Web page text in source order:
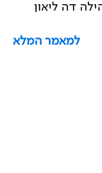
דה ליאון
למאמר המלא